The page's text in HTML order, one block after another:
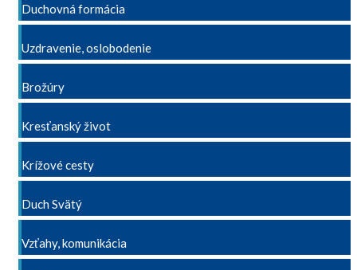
Duchovná formácia
Uzdravenie, oslobodenie
Brožúry
Kresťanský život
Krížové cesty
Duch Svätý
Vzťahy, komunikácia